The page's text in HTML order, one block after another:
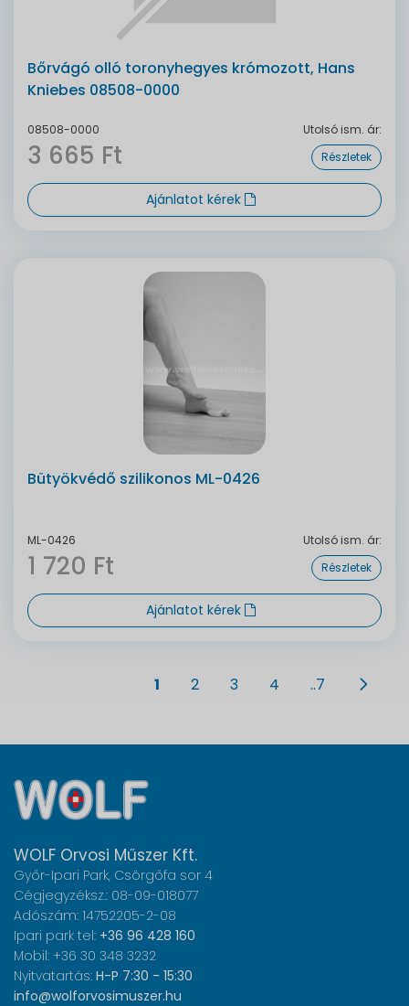
Bőrvágó olló toronyhegyes krómozott, Hans
Kniebes 08508-0000
08508-0000 Utolsó ism. ár:
3 665 Ft Részletek
Ajánlatot kérek
Bütyökvédő szilikonos ML-0426
ML-0426 Utolsó ism. ár:
1 720 Ft Részletek
Ajánlatot kérek
1 2 3 4 ..7
WOLF Orvosi Műszer Kft.
Győr-Ipari Park, Csörgőfa sor 4
Cégjegyzéksz.: 08-09-018077
Adószám: 14752205-2-08
Ipari park tel: +36 96 428 160
Mobil: +36 30 348 3232
Nyitvatartás: H-P 7:30 - 15:30
info@wolforvosimuszer.hu